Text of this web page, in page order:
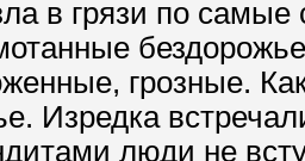
в грязи по
грозные.
Изредка
люди не